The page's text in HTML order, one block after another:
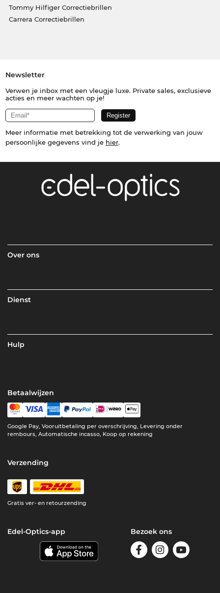
Tommy Hilfiger Correctiebrillen
Carrera Correctiebrillen
Newsletter
Verwen je inbox met een vleugje luxe. Private sales, exclusieve
acties en meer wachten op je!
Meer informatie met betrekking tot de verwerking van jouw
persoonlijke gegevens vind je hier.
Over ons
Dienst
Hulp
Betaalwijzen
Google Pay, Vooruitbetaling per overschrijving, Levering onder
rembours, Automatische incasso, Koop op rekening
Verzending
Gratis ver- en retourzending
Edel-Optics-app Bezoek ons